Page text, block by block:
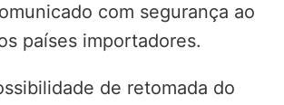
com segurança ao
países importadores.
de retomada do